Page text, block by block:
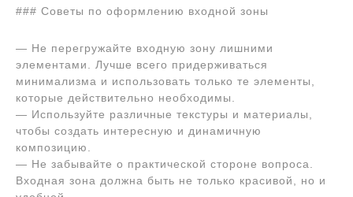
### Советы по оформлению входной зоны
— Не перегружайте входную зону лишними
элементами. Лучше всего придерживаться
минимализма и использовать только те элементы,
которые действительно необходимы.
— Используйте различные текстуры и материалы,
чтобы создать интересную и динамичную
композицию.
— Не забывайте о практической стороне вопроса.
Входная зона должна быть не только красивой, но и